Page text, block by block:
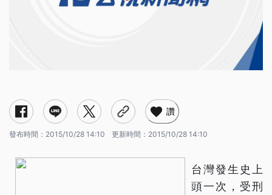
讚
發布時間： 2015/10/28 14:10 更新時間： 2015/10/28 14:10
台灣發生史上
頭一次，受刑